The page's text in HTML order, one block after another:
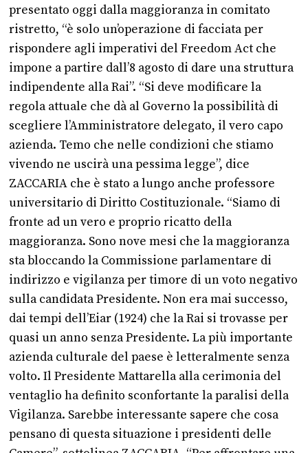
presentato oggi dalla maggioranza in comitato
ristretto, “è solo un’operazione di facciata per
rispondere agli imperativi del Freedom Act che
impone a partire dall’8 agosto di dare una struttura
indipendente alla Rai”. “Si deve modificare la
regola attuale che dà al Governo la possibilità di
scegliere l’Amministratore delegato, il vero capo
azienda. Temo che nelle condizioni che stiamo
vivendo ne uscirà una pessima legge”, dice
ZACCARIA che è stato a lungo anche professore
universitario di Diritto Costituzionale. “Siamo di
fronte ad un vero e proprio ricatto della
maggioranza. Sono nove mesi che la maggioranza
sta bloccando la Commissione parlamentare di
indirizzo e vigilanza per timore di un voto negativo
sulla candidata Presidente. Non era mai successo,
dai tempi dell’Eiar (1924) che la Rai si trovasse per
quasi un anno senza Presidente. La più importante
azienda culturale del paese è letteralmente senza
volto. Il Presidente Mattarella alla cerimonia del
ventaglio ha definito sconfortante la paralisi della
Vigilanza. Sarebbe interessante sapere che cosa
pensano di questa situazione i presidenti delle